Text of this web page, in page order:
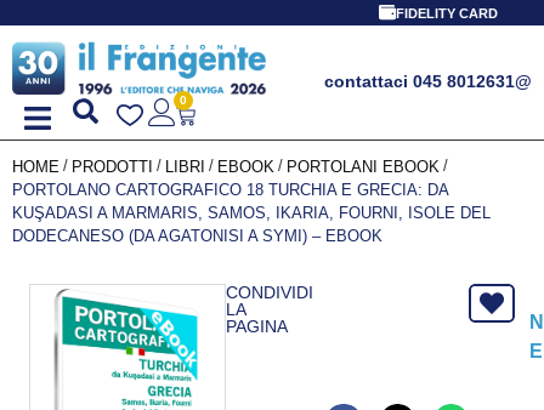
FIDELITY CARD
contattaci 045 8012631@
0
HOME / PRODOTTI / LIBRI / EBOOK / PORTOLANI EBOOK /
PORTOLANO CARTOGRAFICO 18 TURCHIA E GRECIA: DA
KUŞADASI A MARMARIS, SAMOS, IKARIA, FOURNI, ISOLE DEL
DODECANESO (DA AGATONISI A SYMI) – EBOOK
CONDIVIDI
LA
PAGINA